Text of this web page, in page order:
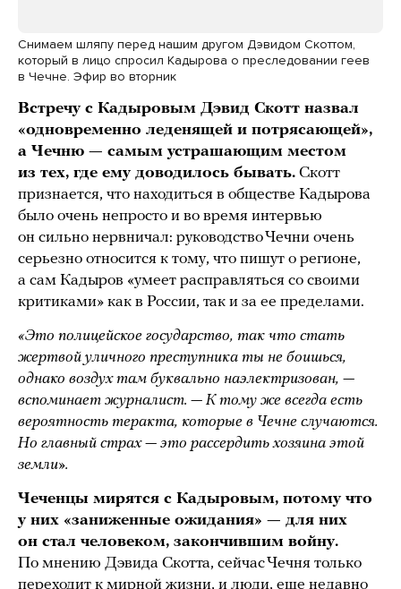
Снимаем шляпу перед нашим другом Дэвидом Скоттом,
который в лицо спросил Кадырова о преследовании геев
в Чечне. Эфир во вторник
Встречу с Кадыровым Дэвид Скотт назвал
«одновременно леденящей и потрясающей»,
а Чечню — самым устрашающим местом
из тех, где ему доводилось бывать. Скотт
признается, что находиться в обществе Кадырова
было очень непросто и во время интервью
он сильно нервничал: руководство Чечни очень
серьезно относится к тому, что пишут о регионе,
а сам Кадыров «умеет расправляться со своими
критиками» как в России, так и за ее пределами.
«Это полицейское государство, так что стать
жертвой уличного преступника ты не боишься,
однако воздух там буквально наэлектризован, —
вспоминает журналист. — К тому же всегда есть
вероятность теракта, которые в Чечне случаются.
Но главный страх — это рассердить хозяина этой
земли».
Чеченцы мирятся с Кадыровым, потому что
у них «заниженные ожидания» — для них
он стал человеком, закончившим войну.
По мнению Дэвида Скотта, сейчас Чечня только
переходит к мирной жизни, и люди, еще недавно